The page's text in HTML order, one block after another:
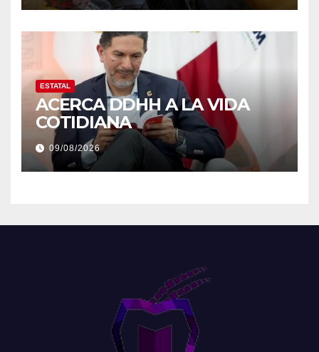
ESTATAL
ACERCA DDHH A LA VIDA
COTIDIANA
09/08/2026